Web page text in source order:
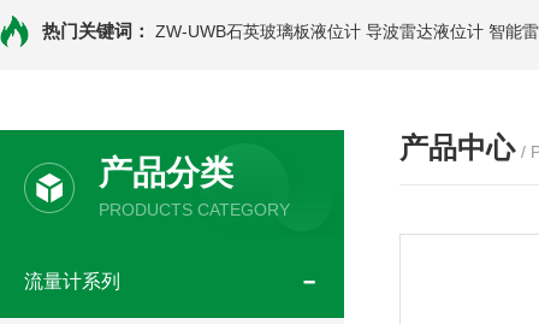
热门关键词： ZW-UWB石英玻璃板液位计 导波雷达液位计 智能
产品分类
PRODUCTS CATEGORY
流量计系列
产品中心 /